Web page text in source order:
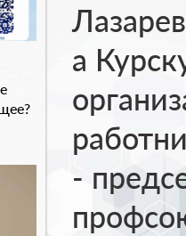
а
-